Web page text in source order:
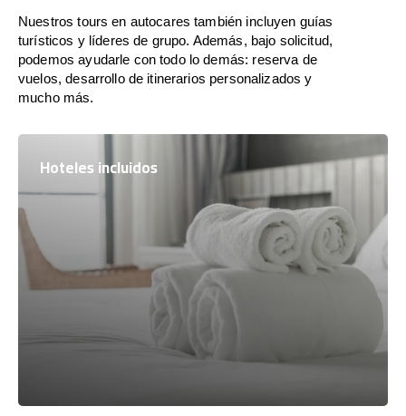
Nuestros tours en autocares también incluyen guías
turísticos y líderes de grupo. Además, bajo solicitud,
podemos ayudarle con todo lo demás: reserva de
vuelos, desarrollo de itinerarios personalizados y
mucho más.
Hoteles incluidos